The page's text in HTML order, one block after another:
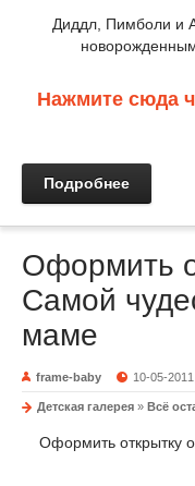
Диддл, Пимболи и
Нажмите сюда
Подробнее
Оформить
Самой
маме
frame-baby 10-05-
Детская галерея » Всё
Оформить открытку